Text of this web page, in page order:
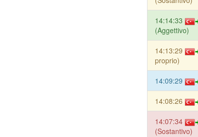
14:14:33
(Aggettivo)
14:13:29
proprio)
14:09:29
14:08:26
14:07:34
(Sostantivo)